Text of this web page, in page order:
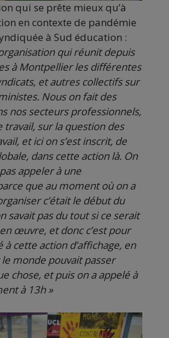
qui se prête mieux qu’à
en contexte de pandémie
à Sud éducation :
qui réunit depuis
à Montpellier les différentes
et autres collectifs sur
Nous on fait des
nos secteurs professionnels,
travail, sur la question des
et ici on s’est inscrit, de
dans cette action là. On
appeler à une
que au moment où on a
c’était le début du
savait pas du tout si ce serait
œuvre, et donc c’est pour
à cette action d’affichage, en
monde pouvait passer
chose, et puis on a appelé à
à 13h »